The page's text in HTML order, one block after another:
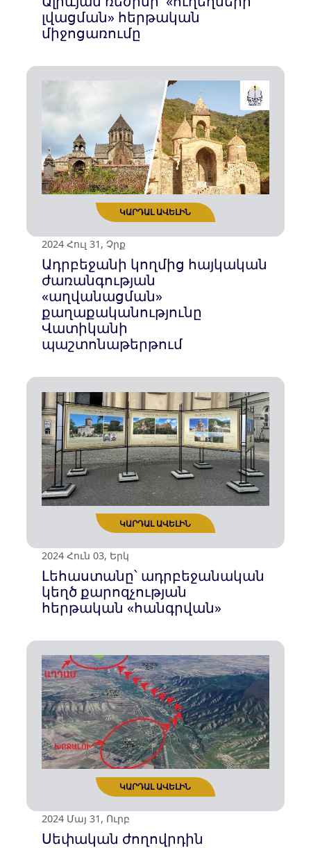
ԿԱՐԴԱԼ ԱՎԵԼԻՆ
ԿԱՐԴԱԼ ԱՎԵԼԻՆ
Ավտոսպորտը՝ Բաքվի
հանցավոր
քաղաքականությունը
քողարկելու միջոց
2024 Օգս 14, Չրք
Ադրբեջանական ցինիզմի
հերթական դրսևորումը.
ներկայացվել է Երևանի
«օրհներգը»
2024 Օգս 10, Շբթ
լվացման» հերթական
միջոցառումը